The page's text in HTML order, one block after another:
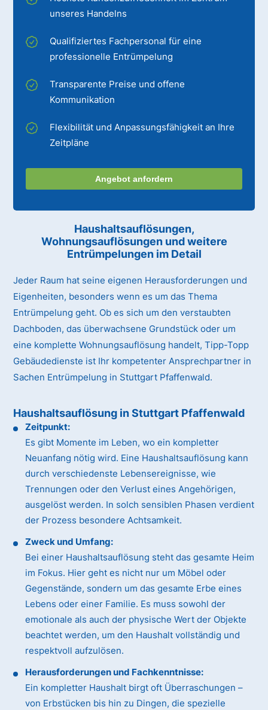
unseres Handelns
Qualifiziertes Fachpersonal für eine
professionelle Entrümpelung
Transparente Preise und offene
Kommunikation
Flexibilität und Anpassungsfähigkeit an Ihre
Zeitpläne
Angebot anfordern
Haushaltsauflösungen,
Wohnungsauflösungen und weitere
Entrümpelungen im Detail
Jeder Raum hat seine eigenen Herausforderungen und
Eigenheiten, besonders wenn es um das Thema
Entrümpelung geht. Ob es sich um den verstaubten
Dachboden, das überwachsene Grundstück oder um
eine komplette Wohnungsauflösung handelt, Tipp-Topp
Gebäudedienste ist Ihr kompetenter Ansprechpartner in
Sachen Entrümpelung in Stuttgart Pfaffenwald.
Haushaltsauflösung in Stuttgart Pfaffenwald
Zeitpunkt:
Es gibt Momente im Leben, wo ein kompletter
Neuanfang nötig wird. Eine Haushaltsauflösung kann
durch verschiedenste Lebensereignisse, wie
Trennungen oder den Verlust eines Angehörigen,
ausgelöst werden. In solch sensiblen Phasen verdient
der Prozess besondere Achtsamkeit.
Zweck und Umfang:
Bei einer Haushaltsauflösung steht das gesamte Heim
im Fokus. Hier geht es nicht nur um Möbel oder
Gegenstände, sondern um das gesamte Erbe eines
Lebens oder einer Familie. Es muss sowohl der
emotionale als auch der physische Wert der Objekte
beachtet werden, um den Haushalt vollständig und
respektvoll aufzulösen.
Herausforderungen und Fachkenntnisse:
Ein kompletter Haushalt birgt oft Überraschungen –
von Erbstücken bis hin zu Dingen, die spezielle